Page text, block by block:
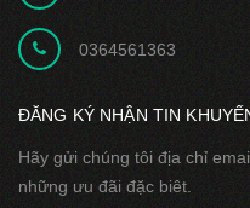
0364561363
ĐĂNG KÝ NHẬN TIN
Hãy gửi chúng tôi địa chỉ
những ưu đãi đặc biêt.